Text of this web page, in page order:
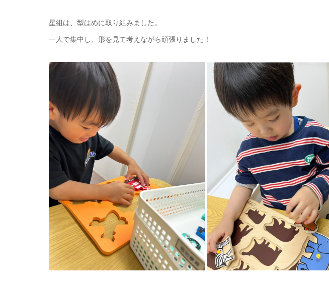
星組は、型はめに取り組みました。
一人で集中し、形を見て考えながら頑張りました！